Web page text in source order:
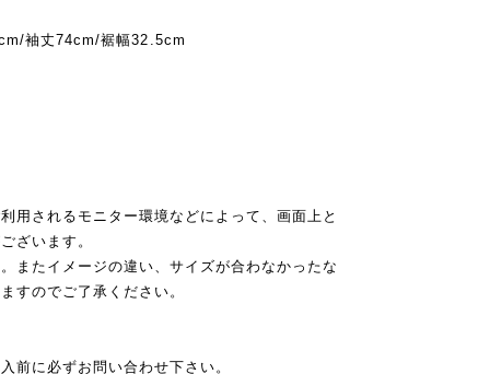
袖丈74cm/裾幅32.5cm
用されるモニター環境などによって、画面上と
ざいます。
またイメージの違い、サイズが合わなかったな
すのでご了承ください。
前に必ずお問い合わせ下さい。